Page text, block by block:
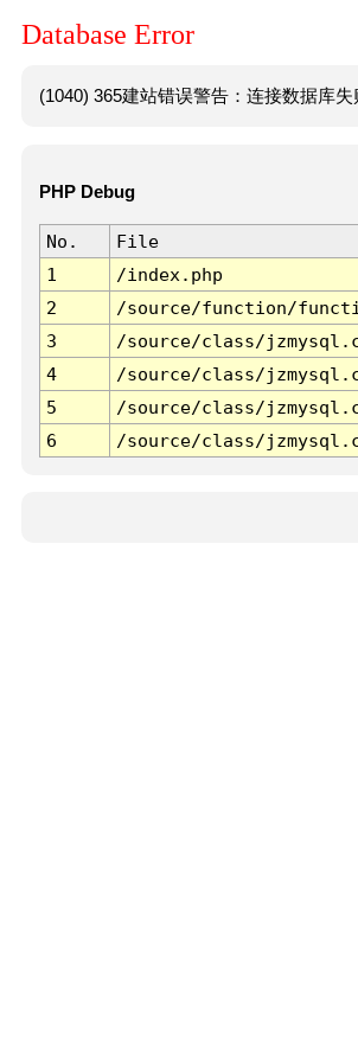
Database Error
(1040) 365建站错误警告：连接数据库
PHP Debug
No. File
1
/index.php
2
/source/function/
3
/source/class/
4
/source/class/
5
/source/class/
6
/source/class/